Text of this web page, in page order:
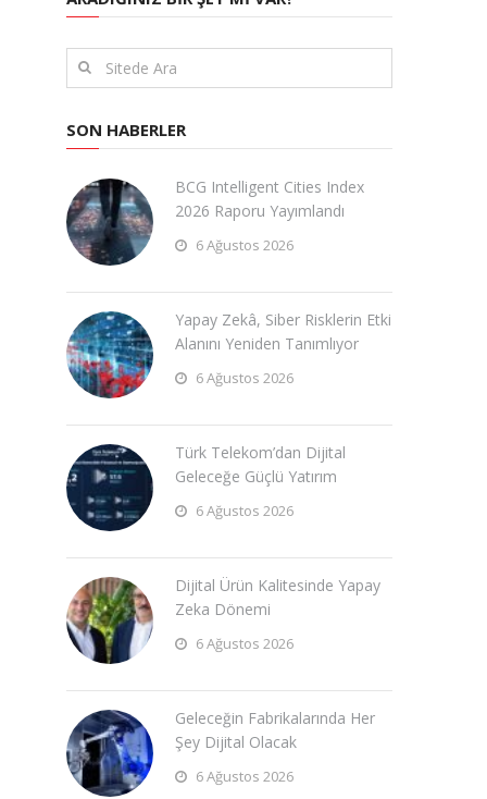
SON HABERLER
BCG Intelligent Cities Index
2026 Raporu Yayımlandı
6 Ağustos 2026
Yapay Zekâ, Siber Risklerin Etki
Alanını Yeniden Tanımlıyor
6 Ağustos 2026
Türk Telekom’dan Dijital
Geleceğe Güçlü Yatırım
6 Ağustos 2026
Dijital Ürün Kalitesinde Yapay
Zeka Dönemi
6 Ağustos 2026
Geleceğin Fabrikalarında Her
Şey Dijital Olacak
6 Ağustos 2026